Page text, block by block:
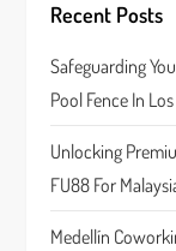
i
g
a
t
Recent Posts
Safeguarding
Pool Fence In
Unlocking
FU88 For
Medellín